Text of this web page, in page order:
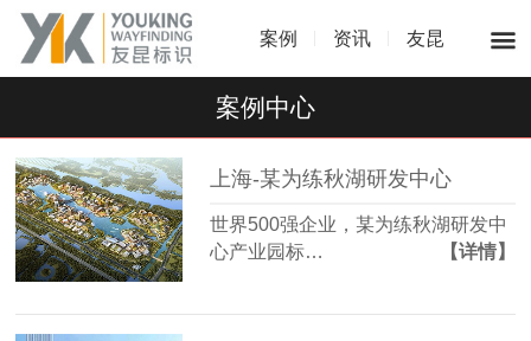
案例 资讯 友昆
案例中心
上海-某为练秋湖研发中心
世界500强企业，某为练秋湖研发中
心产业园标…
【详情】